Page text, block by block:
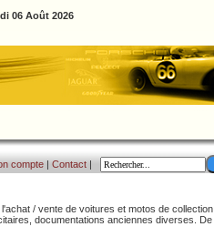
06 Août 2026
compte | Contact |
/ vente de voitures et motos de collection,
documentations anciennes diverses. De